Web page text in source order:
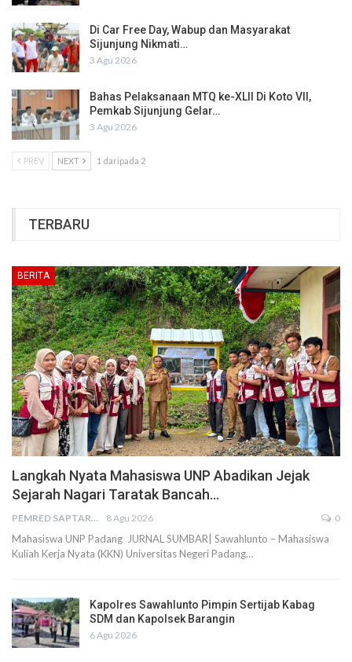
Di Car Free Day, Wabup dan Masyarakat
Sijunjung Nikmati…
3 Agu 2026
Bahas Pelaksanaan MTQ ke-XLII Di Koto VII,
Pemkab Sijunjung Gelar…
3 Agu 2026
PREV NEXT 1 daripada 2
TERBARU
BERITA
Langkah Nyata Mahasiswa UNP Abadikan Jejak
Sejarah Nagari Taratak Bancah…
PEMRED SAPTARIUS 8 Agu 2026 0
Mahasiswa UNP Padang JURNAL SUMBAR| Sawahlunto – Mahasiswa
Kuliah Kerja Nyata (KKN) Universitas Negeri Padang…
Kapolres Sawahlunto Pimpin Sertijab Kabag
SDM dan Kapolsek Barangin
6 Agu 2026